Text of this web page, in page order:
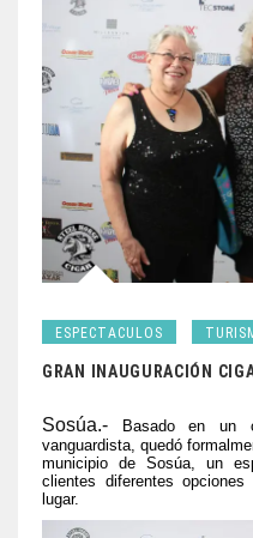
ESPECTACULOS
GRAN INAUGURACIÓN
Sosúa.-
Basado en un
vanguardista, quedó
municipio de Sosúa, un
clientes diferentes
lugar.